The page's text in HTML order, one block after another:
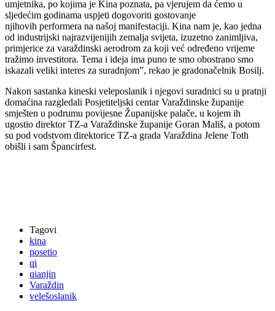
umjetnika, po kojima je Kina poznata, pa vjerujem da ćemo u
sljedećim godinama uspjeti dogovoriti gostovanje
njihovih performera na našoj manifestaciji. Kina nam je, kao jedna
od industrijski najrazvijenijih zemalja svijeta, izuzetno zanimljiva,
primjerice za varaždinski aerodrom za koji već određeno vrijeme
tražimo investitora. Tema i ideja ima puno te smo obostrano smo
iskazali veliki interes za suradnjom”, rekao je gradonačelnik Bosilj.
Nakon sastanka kineski veleposlanik i njegovi suradnici su u pratnji
domaćina razgledali Posjetiteljski centar Varaždinske županije
smješten u podrumu povijesne Županijske palače, u kojem ih
ugostio direktor TZ-a Varaždinske županije Goran Mališ, a potom
su pod vodstvom direktorice TZ-a grada Varaždina Jelene Toth
obišli i sam Špancirfest.
Tagovi
kina
posetio
qi
qianjin
Varaždin
velešoslanik